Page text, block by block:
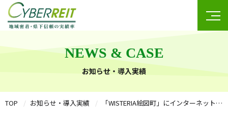
NEWS & CASE
お知らせ・導入実績
TOP お知らせ・導入実績 「WISTERIA絵図町」にインターネット導入